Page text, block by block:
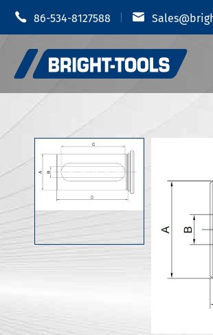
 86-534-8127588 
ابزارهای آماده و گردشده
ابزارهای خسته کننده